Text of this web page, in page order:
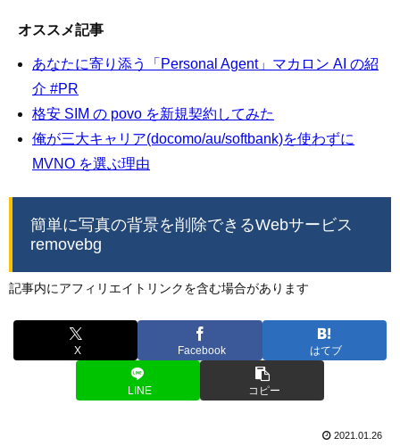
オススメ記事
あなたに寄り添う「Personal Agent」マカロン AI の紹
介 #PR
格安 SIM の povo を新規契約してみた
俺が三大キャリア(docomo/au/softbank)を使わずに
MVNO を選ぶ理由
簡単に写真の背景を削除できるWebサービス
removebg
記事内にアフィリエイトリンクを含む場合があります
X Facebook はてブ
LINE コピー
2021.01.26